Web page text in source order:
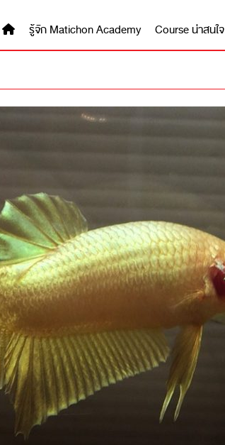
รู้จัก Matichon Academy Course น่าสนใจ